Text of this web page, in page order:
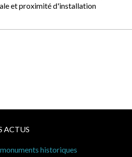
et proximité d'installation
ACTUS
historiques